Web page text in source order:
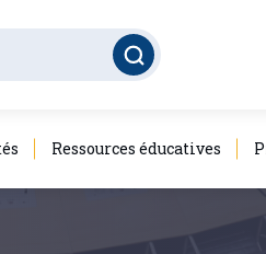
Ressources éducatives